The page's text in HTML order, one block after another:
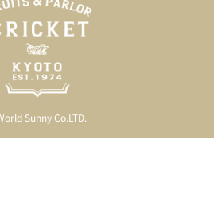
Sunny Co.LTD.